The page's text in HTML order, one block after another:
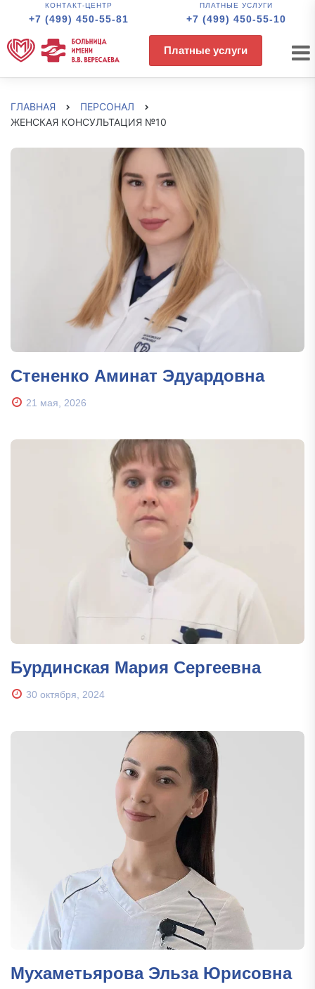
КОНТАКТ-ЦЕНТР
+7 (499) 450-55-81
ПЛАТНЫЕ УСЛУГИ
+7 (499) 450-55-10
Платные услуги
ГЛАВНАЯ
ПЕРСОНАЛ
ЖЕНСКАЯ КОНСУЛЬТАЦИЯ №10
Стененко Аминат Эдуардовна
21 мая, 2026
Бурдинская Мария Сергеевна
30 октября, 2024
Мухаметьярова Эльза Юрисовна